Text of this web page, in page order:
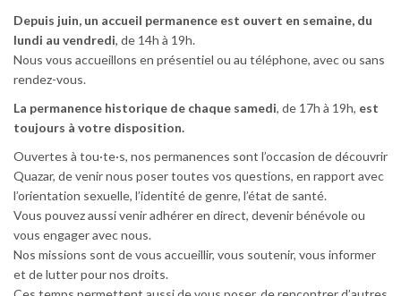
Depuis juin, un accueil permanence est ouvert en semaine, du
lundi au vendredi, de 14h à 19h.
Nous vous accueillons en présentiel ou au téléphone, avec ou sans
rendez-vous.
La permanence historique de chaque samedi, de 17h à 19h, est
toujours à votre disposition.
Ouvertes à tou·te·s, nos permanences sont l’occasion de découvrir
Quazar, de venir nous poser toutes vos questions, en rapport avec
l’orientation sexuelle, l’identité de genre, l’état de santé.
Vous pouvez aussi venir adhérer en direct, devenir bénévole ou
vous engager avec nous.
Nos missions sont de vous accueillir, vous soutenir, vous informer
et de lutter pour nos droits.